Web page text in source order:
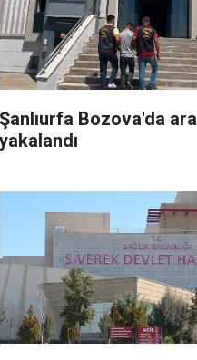
Şanlıurfa Bozova'da
yakalandı